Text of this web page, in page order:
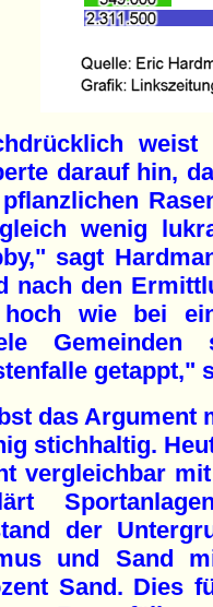
weist
darauf hin,
wenig
sagt
nach den
wie bei
getappt,"
das Argument
stichhaltig.
vergleichbar
der
und Sand
Sand. Dies